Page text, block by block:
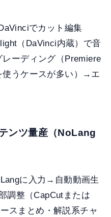
でカット編集
（DaVinci内蔵）で音
ーディング（Premiere
使うケースが多い）→エ
ンツ量産（NoLang
に入力→自動動画生
調整（CapCutまたは
スまとめ・解説系チャ